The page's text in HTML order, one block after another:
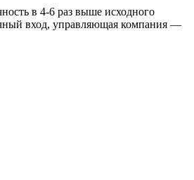
в 4-6 раз выше исходного
вход, управляющая компания —